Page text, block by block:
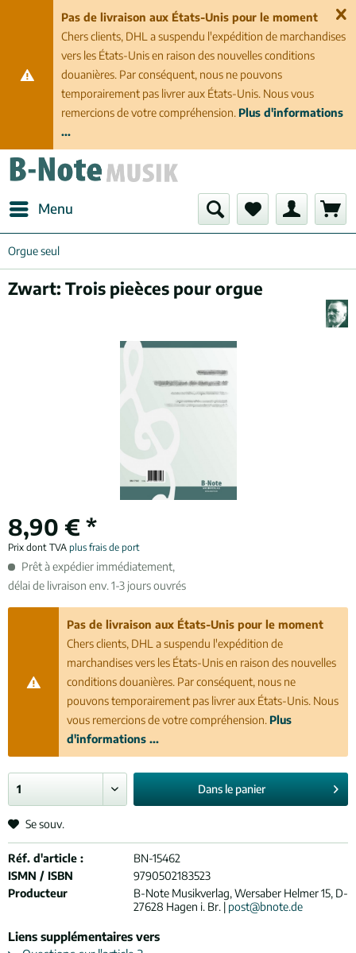
Pas de livraison aux États-Unis pour le moment
Chers clients, DHL a suspendu l'expédition de marchandises
vers les États-Unis en raison des nouvelles conditions
douanières. Par conséquent, nous ne pouvons
temporairement pas livrer aux États-Unis. Nous vous
remercions de votre compréhension. Plus d'informations
...
Menu
Orgue seul
Zwart: Trois pieèces pour orgue
8,90 € *
Prix dont TVA plus frais de port
Prêt à expédier immédiatement,
délai de livraison env. 1-3 jours ouvrés
Pas de livraison aux États-Unis pour le moment
Chers clients, DHL a suspendu l'expédition de
marchandises vers les États-Unis en raison des nouvelles
conditions douanières. Par conséquent, nous ne
pouvons temporairement pas livrer aux États-Unis. Nous
vous remercions de votre compréhension. Plus
d'informations ...
Dans le panier
Se souv.
Réf. d'article :
BN-15462
ISMN / ISBN
9790502183523
Producteur
B-Note Musikverlag, Wersaber Helmer 15, D-
27628 Hagen i. Br. | post@bnote.de
Liens supplémentaires vers